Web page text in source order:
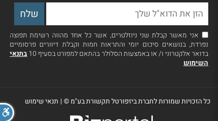
אני מאשר קבלת שני ניוזלטרים, אשר כל אחד מהווה רשימת תפוצה
נפרדת, בנושאים סיכום יומי והתראות חמות וקבלת דיוורים פרסומיים
בדואר אלקטרוני ו/ או באמצעות הסלולר בהתאם למפורט בסעיף 10
בתנאי
השימוש
כל הזכויות שמורות לחברת ביזפורטל תקשורת בע"מ ©| תנאי שימוש